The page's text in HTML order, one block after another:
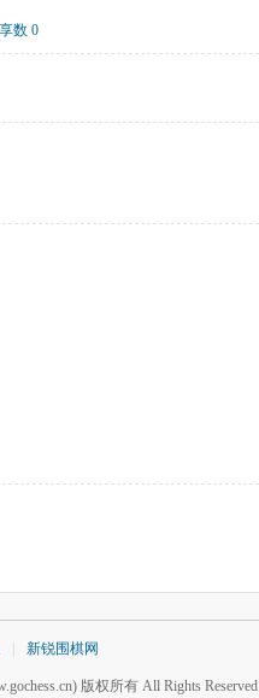
数 0
新锐围棋网
版权所有 All Rights